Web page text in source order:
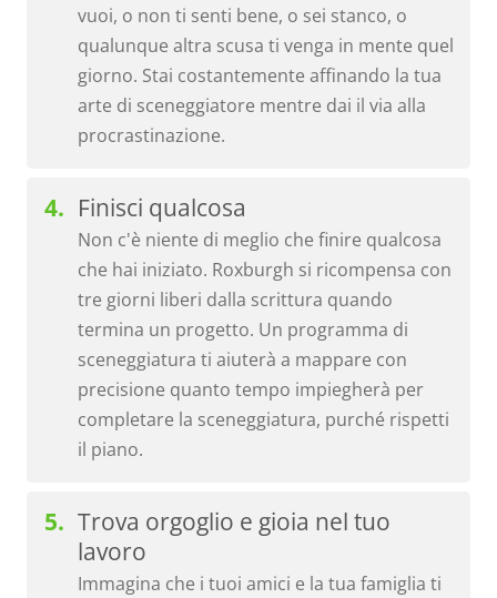
vuoi, o non ti senti bene, o sei stanco, o
qualunque altra scusa ti venga in mente quel
giorno. Stai costantemente affinando la tua
arte di sceneggiatore mentre dai il via alla
procrastinazione.
Finisci qualcosa
Non c'è niente di meglio che finire qualcosa
che hai iniziato. Roxburgh si ricompensa con
tre giorni liberi dalla scrittura quando
termina un progetto. Un programma di
sceneggiatura ti aiuterà a mappare con
precisione quanto tempo impiegherà per
completare la sceneggiatura, purché rispetti
il ​​piano.
Trova orgoglio e gioia nel tuo
lavoro
Immagina che i tuoi amici e la tua famiglia ti